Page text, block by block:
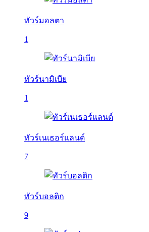
ทัวร์มอลตา
1
ทัวร์นามิเบีย
1
ทัวร์เนเธอร์แลนด์
7
ทัวร์บอลติก
9